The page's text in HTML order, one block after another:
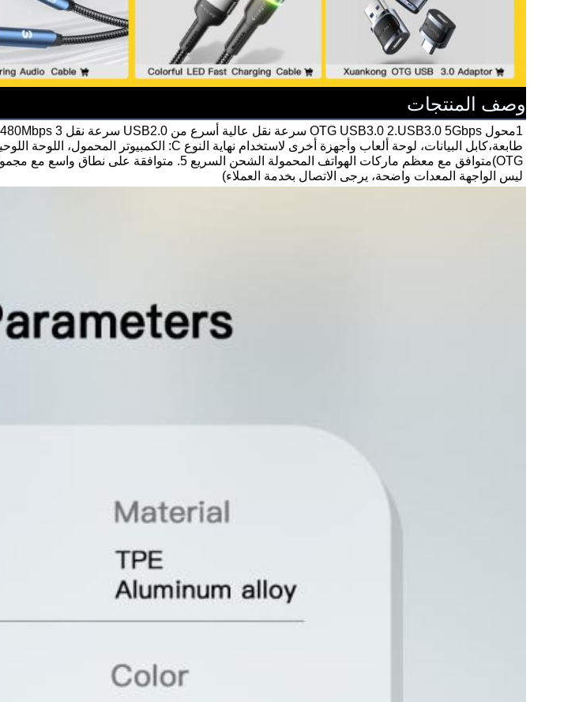
وصف المنتجات
ليس الواجهة المعدات واضحة، يرجى الاتصال بخدمة العملاء)